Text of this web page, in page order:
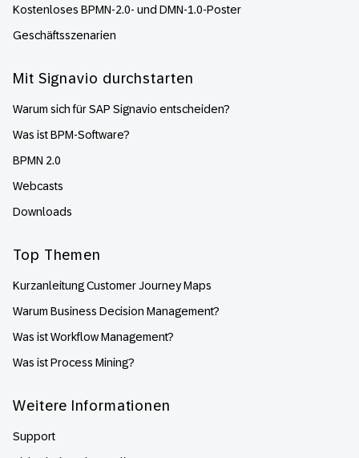
Kostenloses BPMN-2.0- und DMN-1.0-Poster
Geschäftsszenarien
Mit Signavio durchstarten
Warum sich für SAP Signavio entscheiden?
Was ist BPM-Software?
BPMN 2.0
Webcasts
Downloads
Top Themen
Kurzanleitung Customer Journey Maps
Warum Business Decision Management?
Was ist Workflow Management?
Was ist Process Mining?
Weitere Informationen
Support